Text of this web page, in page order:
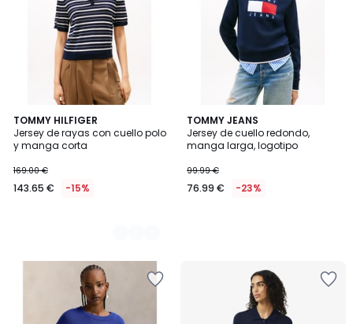
TOMMY HILFIGER
Jersey de rayas con cuello polo
y manga corta
169.00 €
143.65 € -15%
2
Colores
TOMMY JEANS
Jersey de cuello redondo,
manga larga, logotipo
99.99 €
76.99 € -23%